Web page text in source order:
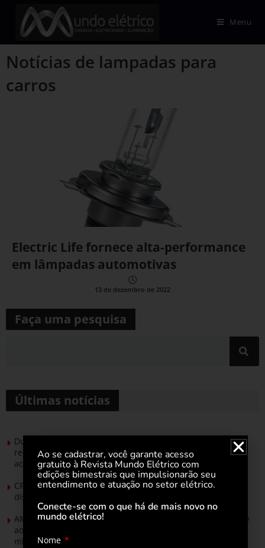
Menu
Notícias de lampadas para
carros
Electric Life fornece alta-performance
em lâmpadas automotivas
13 de dezembro de 2022
Faça uma pesquisa
Últimas notícias
Durante esforço concentrado do Congresso, setor de
renováveis apresenta no Senado Federal pautas para
acelerar transição energética
CPFL Energia e TIM se unem para criar a rede de
distribuição do futuro com tecnologia privativa
AMIG Brasil convida pré-candidatos ao Governo de Minas e
ao Senado para discutir propostas para os municípios
mineradores e afetados
Ao se cadastrar, você garante acesso
gratuito à Revista Mundo Elétrico com
edições bimestrais que impulsionarão seu
entendimento e atuação no setor elétrico.
Conecte-se com o que há de mais novo no
mundo elétrico!
Nome